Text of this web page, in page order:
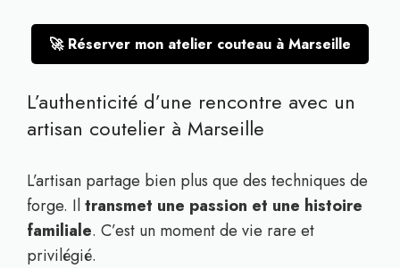
🚀 Réserver mon atelier couteau à Marseille
L’authenticité d’une rencontre avec un
artisan coutelier à Marseille
L’artisan partage bien plus que des techniques de
forge. Iltransmet une passion et une histoire
familiale. C’est un moment de vie rare et
privilégié.